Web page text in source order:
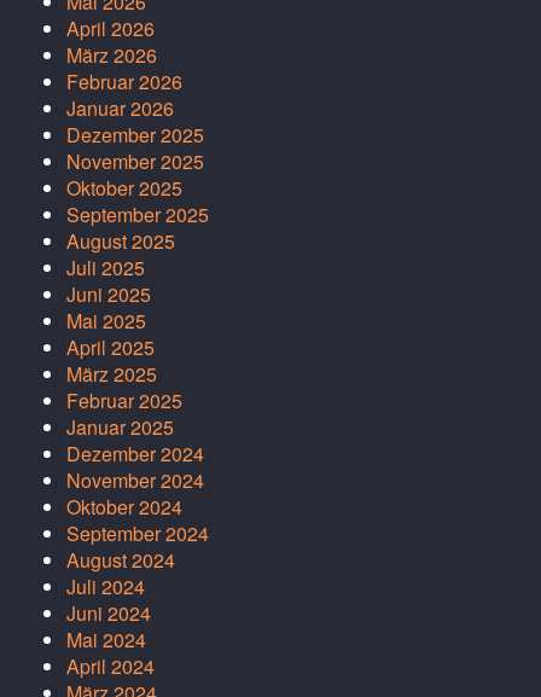
April 2026
März 2026
Februar 2026
Januar 2026
Dezember 2025
November 2025
Oktober 2025
September 2025
August 2025
Juli 2025
Juni 2025
Mai 2025
April 2025
März 2025
Februar 2025
Januar 2025
Dezember 2024
November 2024
Oktober 2024
September 2024
August 2024
Juli 2024
Juni 2024
Mai 2024
April 2024